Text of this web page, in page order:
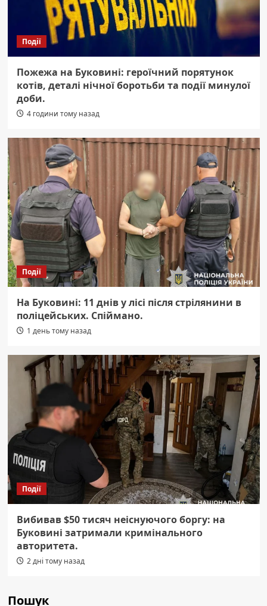
Події
Пожежа на Буковині: героїчний порятунок
котів, деталі нічної боротьби та події минулої
доби.
4 години тому назад
Події
На Буковині: 11 днів у лісі після стрілянини в
поліцейських. Спіймано.
1 день тому назад
Події
Вибивав $50 тисяч неіснуючого боргу: на
Буковині затримали кримінального
авторитета.
2 дні тому назад
Пошук